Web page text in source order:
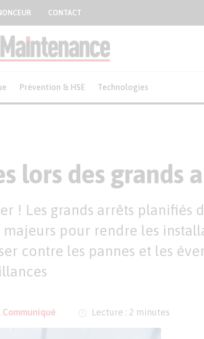
CONTACT
Prévention & HSE Technologies
lors des grands
! Les grands arrêts planifiés
pour rendre les
contre les pannes et les
Communiqué Lecture : 2 minutes